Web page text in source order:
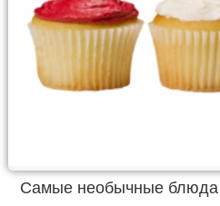
Самые необычные блюда